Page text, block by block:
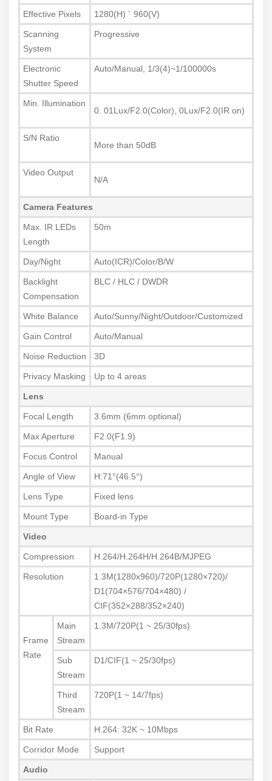
Effective Pixels 1280(H) ´ 960(V)
Scanning
System
Progressive
Electronic
Shutter Speed
Auto/Manual, 1/3(4)~1/100000s
Min. Illumination
0. 01Lux/F2.0(Color), 0Lux/F2.0(IR on)
S/N Ratio
More than 50dB
Video Output
N/A
Camera Features
Max. IR LEDs
Length
50m
Day/Night Auto(ICR)/Color/B/W
Backlight
Compensation
BLC / HLC / DWDR
White Balance Auto/Sunny/Night/Outdoor/Customized
Gain Control Auto/Manual
Noise Reduction 3D
Privacy Masking Up to 4 areas
Lens
Focal Length 3.6mm (6mm optional)
Max Aperture F2.0(F1.9)
Focus Control Manual
Angle of View H:71°(46.5°)
Lens Type Fixed lens
Mount Type Board-in Type
Video
Compression H.264/H.264H/H.264B/MJPEG
Resolution
1.3M(1280x960)/720P(1280×720)/
D1(704×576/704×480) /
CIF(352×288/352×240)
Frame
Rate
Main
Stream
1.3M/720P(1 ~ 25/30fps)
Sub
Stream
D1/CIF(1 ~ 25/30fps)
Third
Stream
720P(1 ~ 14/7fps)
Bit Rate H.264: 32K ~ 10Mbps
Corridor Mode Support
Audio